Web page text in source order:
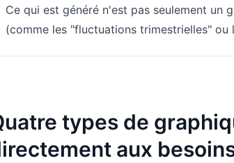
Ce qui est généré n'est pas seulement un
(comme les "fluctuations trimestrielles" ou
types de
aux